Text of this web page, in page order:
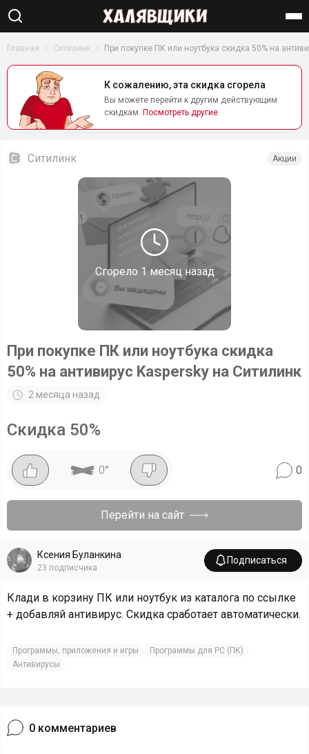
Найти
Главная Ситилинк При покупке ПК или ноутбука скидка 50% на
К сожалению, эта скидка сгорела
Вы можете перейти к другим действующим
скидкам. Посмотреть другие
Сгорело 1 месяц назад
Ситилинк Акции
При покупке ПК или ноутбука скидка
50% на антивирус Kaspersky на Ситилинк
2 месяца назад
Скидка 50%
0° 0
Перейти на сайт
Ксения Буланкина
23 подписчика
Подписаться
Клади в корзину ПК или ноутбук из каталога по ссылке
+ добавляй антивирус. Скидка сработает автоматически.
Программы, приложения и игры
Программы для PC (ПК)
Антивирусы
0 комментариев